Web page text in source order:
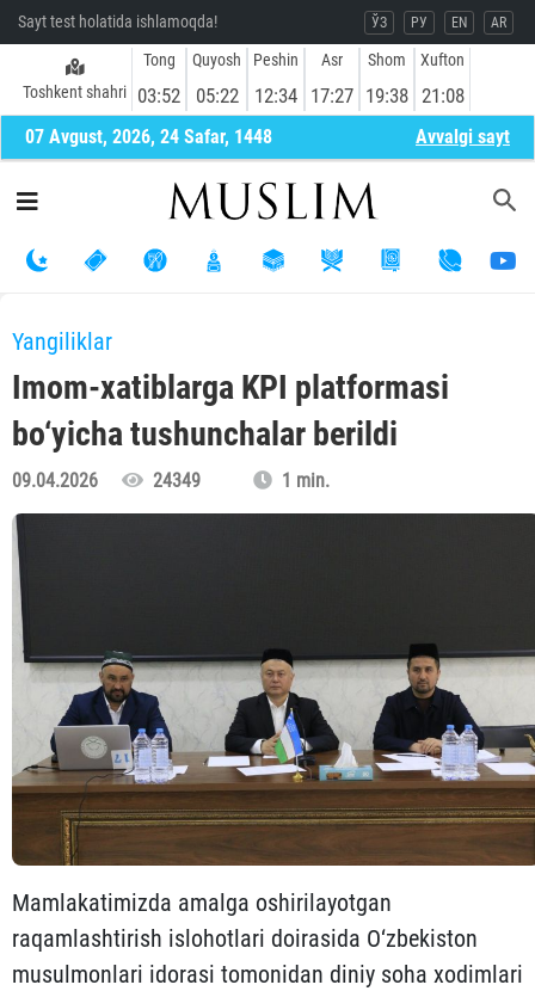
Sayt test holatida ishlamoqda! ЎЗ РУ EN AR
Toshkent shahri
Tong
03:52
Quyosh
05:22
Peshin
12:34
Asr
17:27
Shom
19:38
Xufton
21:08
07 Avgust, 2026, 24 Safar, 1448 Avvalgi sayt
Yangiliklar
Imom-xatiblarga KPI platformasi
bo‘yicha tushunchalar berildi
09.04.2026 24349 1 min.
Mamlakatimizda amalga oshirilayotgan
raqamlashtirish islohotlari doirasida O‘zbekiston
musulmonlari idorasi tomonidan diniy soha xodimlari